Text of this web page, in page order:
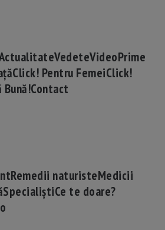
VedeteVideoPrime
Click! Pentru FemeiClick!
Contact
Remedii naturisteMedicii
SpecialiștiCe te doare?